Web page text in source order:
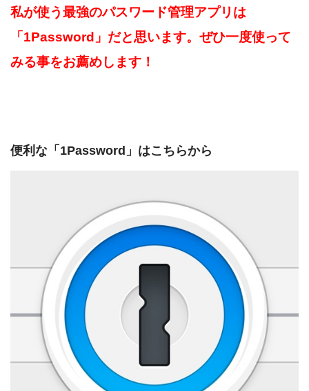
私が使う最強のパスワード管理アプリは
「1Password」だと思います。ぜひ一度使って
みる事をお薦めします！
便利な「1Password」はこちらから